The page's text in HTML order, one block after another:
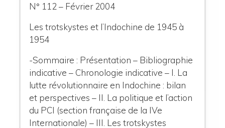
N° 112 – Février 2004
Les trotskystes et l’Indochine de 1945 à
1954
-Sommaire : Présentation – Bibliographie
indicative – Chronologie indicative – I. La
lutte révolutionnaire en Indochine : bilan
et perspectives – II. La politique et l’action
du PCI (section française de la IVe
Internationale) – III. Les trotskystes